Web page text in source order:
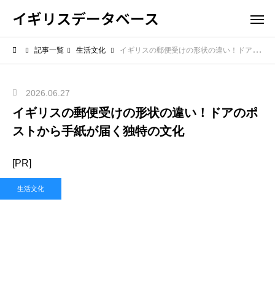
イギリスデータベース
記事一覧 生活文化 イギリスの郵便受けの形状の違い！ドアのポストから手紙が届く独特の文化
2026.06.27
イギリスの郵便受けの形状の違い！ドアのポ
ストから手紙が届く独特の文化
[PR]
生活文化